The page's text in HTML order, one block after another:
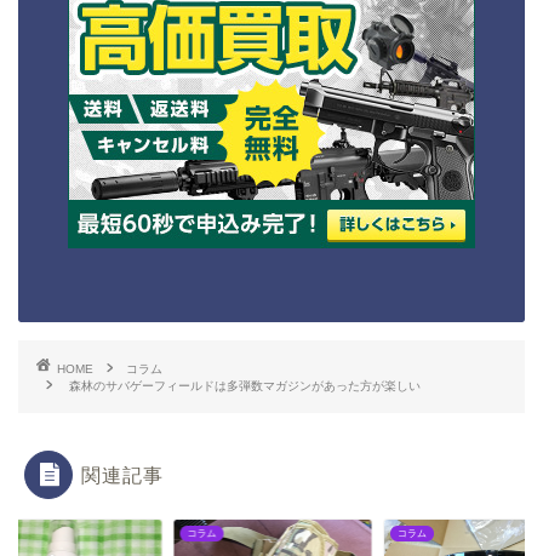
HOME
コラム
森林のサバゲーフィールドは多弾数マガジンがあった方が楽しい
関連記事
コラム コラム